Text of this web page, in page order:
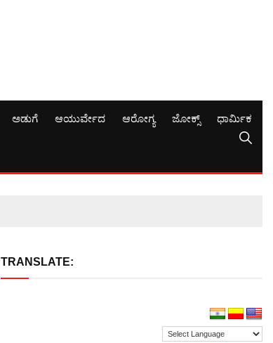
ಅಡುಗೆ ಆಯುರ್ವೇದ ಆರೋಗ್ಯ ಜೋಕ್ಸ್ ಧಾರ್ಮಿಕ
TRANSLATE: